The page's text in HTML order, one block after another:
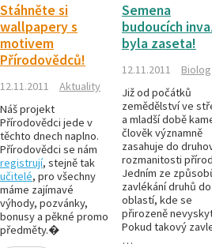
Stáhněte si
wallpapery s
motivem
Přírodovědců!
12.11.2011
Aktuality
Náš projekt
Přírodovědci jede v
těchto dnech naplno.
Přírodovědci se nám
registrují, stejně tak
učitelé, pro všechny
máme zajímavé
výhody, pozvánky,
bonusy a pěkné promo
předměty.�
Semena
budoucích
byla zaseta!
12.11.2011
Biolog
Již od počátků
zemědělství ve
a mladší době
člověk významně
zasahuje do
rozmanitosti
Jedním ze
zavlékání druhů do
oblastí, kde se
přirozeně
Pokud takový
…